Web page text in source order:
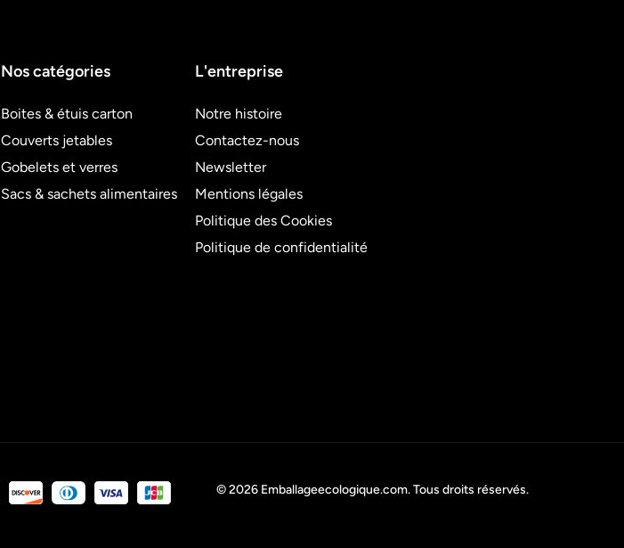
Nos catégories
Boites & étuis carton
Couverts jetables
Gobelets et verres
Sacs & sachets alimentaires
L'entreprise
Notre histoire
Contactez-nous
Newsletter
Mentions légales
Politique des Cookies
Politique de confidentialité
© 2026 Emballageecologique.com. Tous droits réservés.